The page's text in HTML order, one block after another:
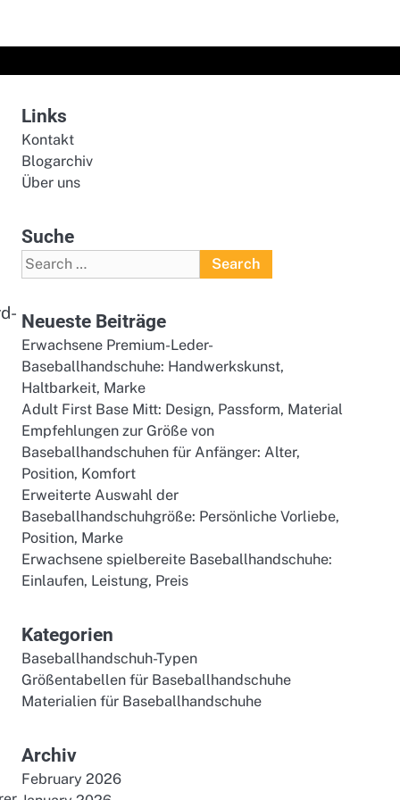
Links
Kontakt
Blogarchiv
Über uns
Suche
Search
for:
Neueste Beiträge
Erwachsene Premium-Leder-
Baseballhandschuhe: Handwerkskunst,
Haltbarkeit, Marke
Adult First Base Mitt: Design, Passform, Material
Empfehlungen zur Größe von
Baseballhandschuhen für Anfänger: Alter,
Position, Komfort
Erweiterte Auswahl der
Baseballhandschuhgröße: Persönliche Vorliebe,
Position, Marke
Erwachsene spielbereite Baseballhandschuhe:
Einlaufen, Leistung, Preis
Kategorien
Baseballhandschuh-Typen
Größentabellen für Baseballhandschuhe
Materialien für Baseballhandschuhe
Archiv
February 2026